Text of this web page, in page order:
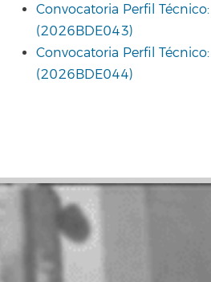
Convocatoria Perfil
(2026BDE043)
Convocatoria Perfil
(2026BDE044)